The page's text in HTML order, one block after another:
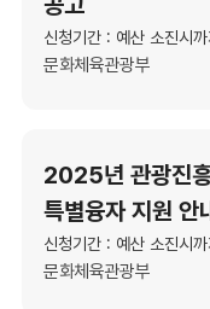
신청기간 : 예산 소진시까
문화체육관광부
2025년 관광진
특별융자 지원 안
신청기간 : 예산 소진시까
문화체육관광부